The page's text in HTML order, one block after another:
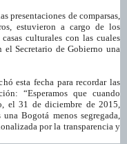
presentaciones de comparsas,
estuvieron a cargo de los
culturales con las cuales
Secretario de Gobierno una
esta fecha para recordar las
“Esperamos que cuando
el 31 de diciembre de 2015,
Bogotá menos segregada,
por la transparencia y